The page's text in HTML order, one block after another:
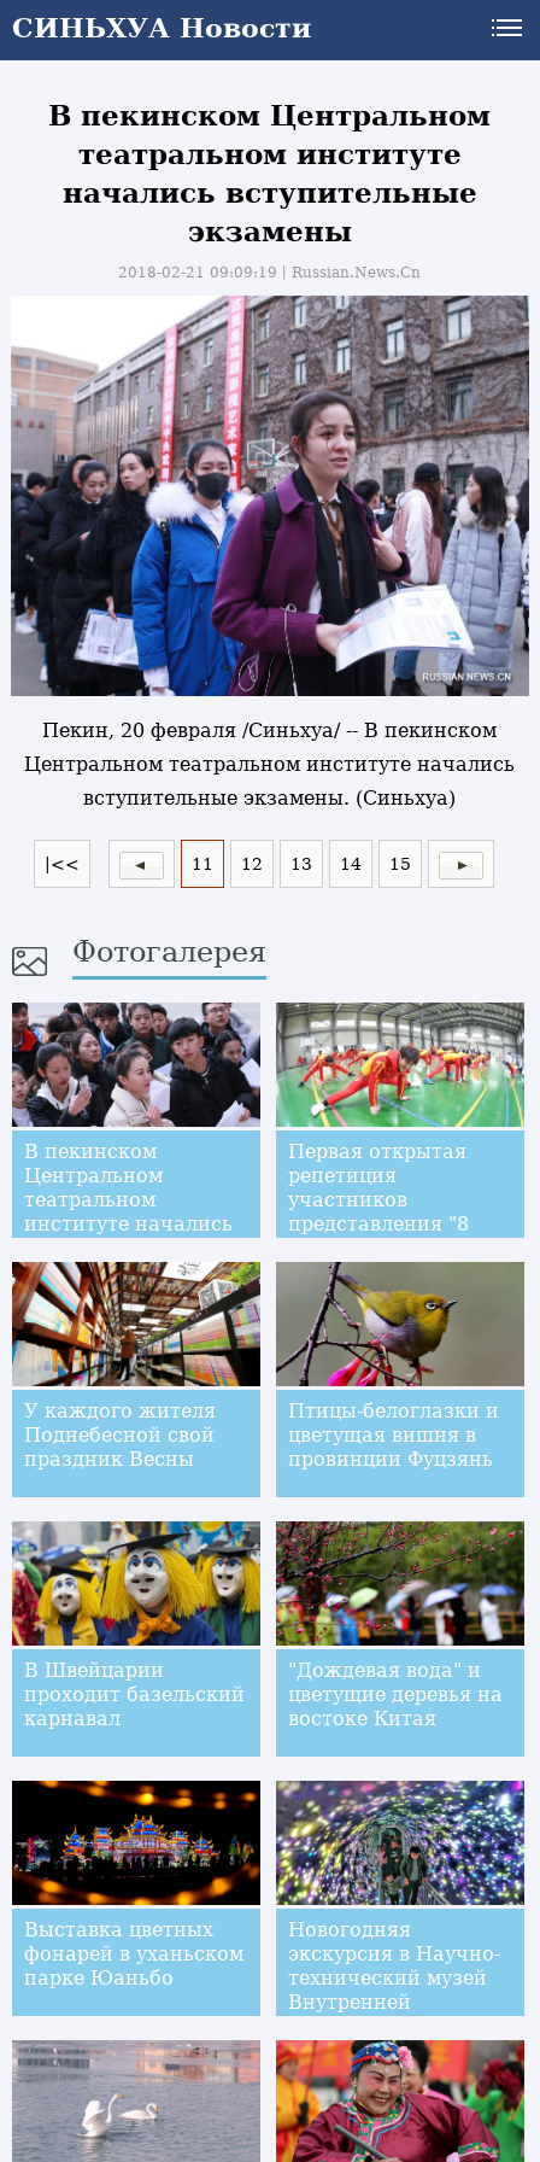
СИНЬХУА Новости
В пекинском Центральном
театральном институте
начались вступительные
экзамены
2018-02-21 09:09:19丨Russian.News.Cn
Пекин, 20 февраля /Синьхуа/ -- В пекинском
Центральном театральном институте начались
вступительные экзамены. (Синьхуа)
|<< 11 12 13 14 15
Фотогалерея
В пекинском
Центральном
театральном
институте начались
экзамены
Первая открытая
репетиция
участников
представления "8
У каждого жителя
Поднебесной свой
праздник Весны
Птицы-белоглазки и
цветущая вишня в
провинции Фуцзянь
В Швейцарии
проходит базельский
карнавал
"Дождевая вода" и
цветущие деревья на
востоке Китая
Выставка цветных
фонарей в уханьском
парке Юаньбо
Новогодняя
экскурсия в Научно-
технический музей
Внутренней